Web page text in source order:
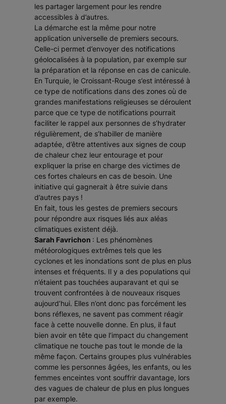
les partager largement pour les rendre
accessibles à d’autres.
La démarche est la même pour notre
application universelle de premiers secours.
Celle-ci permet d’envoyer des notifications
géolocalisées à la population, par exemple sur
la préparation et la réponse en cas de canicule.
En Turquie, le Croissant-Rouge s’est intéressé à
ce type de notifications dans des zones où de
grandes manifestations religieuses se déroulent
parce que ce type de notifications pourrait
faciliter le rappel aux personnes de s’hydrater
régulièrement, de s’habiller de manière
adaptée, d’être attentives aux signes de coup
de chaleur chez leur entourage et pour
expliquer la prise en charge des victimes de
ces fortes chaleurs en cas de besoin. Une
initiative qui gagnerait à être suivie dans
d’autres pays !
En fait, tous les gestes de premiers secours
pour répondre aux risques liés aux aléas
climatiques existent déjà.
Sarah Favrichon : Les phénomènes
météorologiques extrêmes tels que les
cyclones et les inondations sont de plus en plus
intenses et fréquents. Il y a des populations qui
n’étaient pas touchées auparavant et qui se
trouvent confrontées à de nouveaux risques
aujourd’hui. Elles n’ont donc pas forcément les
bons réflexes, ne savent pas comment réagir
face à cette nouvelle donne. En plus, il faut
bien avoir en tête que l’impact du changement
climatique ne touche pas tout le monde de la
même façon. Certains groupes plus vulnérables
comme les personnes âgées, les enfants, ou les
femmes enceintes vont souffrir davantage, lors
des vagues de chaleur de plus en plus longues
par exemple.